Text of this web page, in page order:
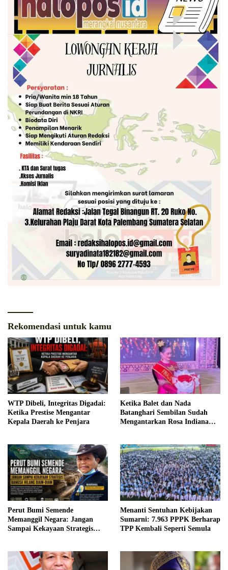
Rekomendasi untuk kamu
WTP Dibeli, Integritas Digadai:
Ketika Prestise Mengantar
Kepala Daerah ke Penjara
Ketika Balet dan Nada
Batanghari Sembilan Sudah
Mengantarkan Rosa Indiana
Perut Bumi Semende
Memanggil Negara: Jangan
Sampai Kekayaan Strategis
Menanti Sentuhan Kebijakan
Sumarni: 7.963 PPPK Berharap
TPP Kembali Seperti Semula